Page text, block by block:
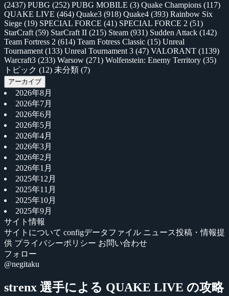
(2437) PUBG (252) PUBG MOBILE (3) Quake Champions (117)
QUAKE LIVE (464) Quake3 (918) Quake4 (393) Rainbow Six
Siege (19) SPECIAL FORCE (41) SPECIAL FORCE 2 (51)
StarCraft (59) StarCraft II (215) Steam (931) Sudden Attack (142)
Team Fortress 2 (614) Team Fotress Classic (15) Unreal
Tournament (133) Unreal Tournament 3 (47) VALORANT (1139)
Warcraft3 (233) Warsow (271) Wolfenstein: Enemy Territory (35)
トピック (12) 未分類 (7)
アーカイブ
2026年8月
2026年7月
2026年6月
2026年5月
2026年4月
2026年3月
2026年2月
2026年1月
2025年12月
2025年11月
2025年10月
2025年9月
サイト情報
サイトについて configデータファイル ニュース投稿・情報提
供 プライバシーポリシー お問い合わせ
フォロー
@negitaku
strenx 選手による QUAKE LIVE の攻略